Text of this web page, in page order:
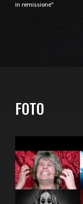
in remissione"
FOTO